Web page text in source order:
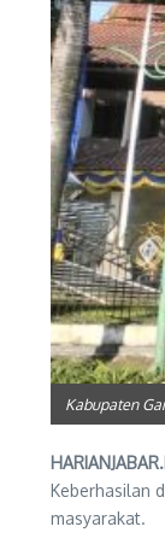
Kabupaten
Keberhasilan
masyarakat.